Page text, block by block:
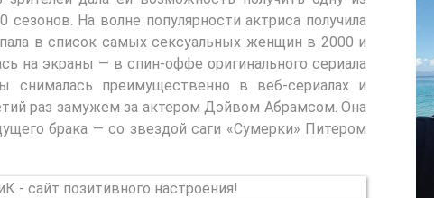
На волне популярности актриса получила
в список самых сексуальных женщин в 2000 и
на экраны — в спин-оффе оригинального сериала
снималась преимущественно в веб-сериалах и
раз замужем за актером Дэйвом Абрамсом. Она
брака — со звездой саги «Сумерки» Питером